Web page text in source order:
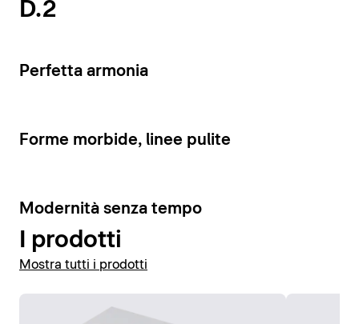
D.2
4
Perfetta armonia
4
Forme morbide, linee pulite
10
Modernità senza tempo
I prodotti
Mostra tutti i prodotti